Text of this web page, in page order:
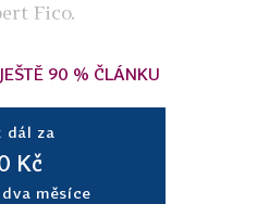
Fico.
90 % ČLÁNKU
dál za
Kč
měsíce